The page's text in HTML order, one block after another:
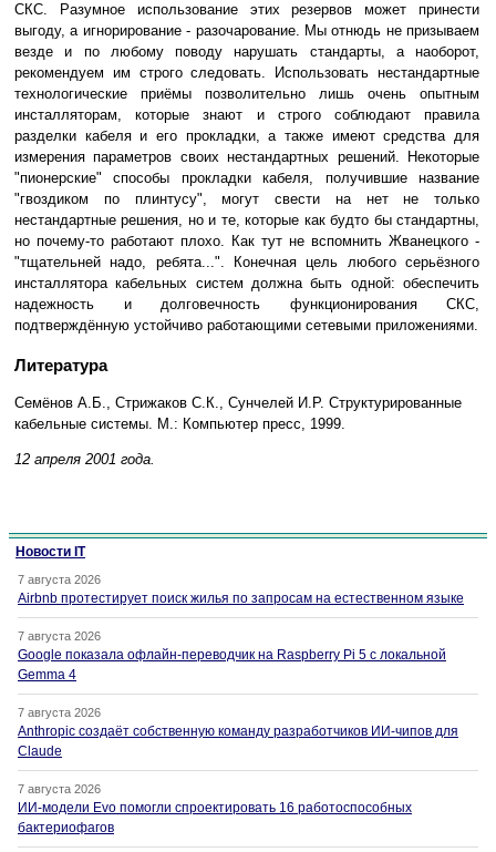
СКС. Разумное использование этих резервов может принести
выгоду, а игнорирование - разочарование. Мы отнюдь не призываем
везде и по любому поводу нарушать стандарты, а наоборот,
рекомендуем им строго следовать. Использовать нестандартные
технологические приёмы позволительно лишь очень опытным
инсталляторам, которые знают и строго соблюдают правила
разделки кабеля и его прокладки, а также имеют средства для
измерения параметров своих нестандартных решений. Некоторые
"пионерские" способы прокладки кабеля, получившие название
"гвоздиком по плинтусу", могут свести на нет не только
нестандартные решения, но и те, которые как будто бы стандартны,
но почему-то работают плохо. Как тут не вспомнить Жванецкого -
"тщательней надо, ребята...". Конечная цель любого серьёзного
инсталлятора кабельных систем должна быть одной: обеспечить
надежность и долговечность функционирования СКС,
подтверждённую устойчиво работающими сетевыми приложениями.
Литература
Семёнов А.Б., Стрижаков С.К., Сунчелей И.Р. Структурированные
кабельные системы. М.: Компьютер пресс, 1999.
12 апреля 2001 года.
Новости IT
7 августа 2026
Airbnb протестирует поиск жилья по запросам на естественном языке
7 августа 2026
Google показала офлайн-переводчик на Raspberry Pi 5 с локальной
Gemma 4
7 августа 2026
Anthropic создаёт собственную команду разработчиков ИИ-чипов для
Claude
7 августа 2026
ИИ-модели Evo помогли спроектировать 16 работоспособных
бактериофагов